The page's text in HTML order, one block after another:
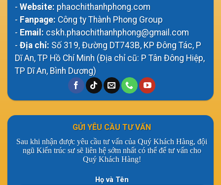
- Website: phaochithanhphong.com
- Fanpage: Công ty Thành Phong Group
- Email: cskh.phaochithanhphong@gmail.com
- Địa chỉ: Số 319, Đường DT743B, KP Đông Tác, P
Dĩ An, TP Hồ Chí Minh (Địa chỉ cũ: P Tân Đông Hiệp,
TP Dĩ An, Bình Dương)
GỬI YÊU CẦU TƯ VẤN
Sau khi nhận được yêu cầu tư vấn của Quý Khách Hàng, đội
ngũ Kiến trúc sư sẽ liên hệ sớm nhất có thể để tư vấn cho
Quý Khách Hàng!
Họ và Tên